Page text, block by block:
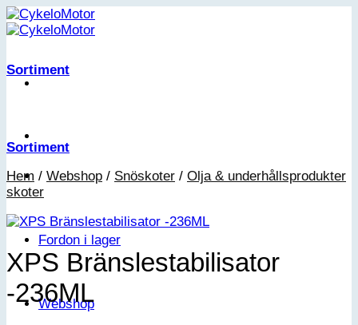
Skip
to
Fordon i lager
Webshop
Sortiment
Sortiment
Hem / Webshop / Snöskoter / Olja & underhållsprodukter
skoter
XPS Bränslestabilisator
-236ML